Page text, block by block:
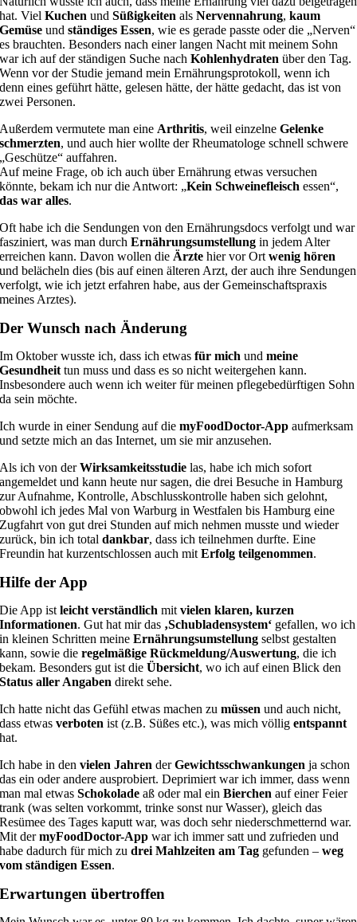
hat. VielKuchenundSüßigkeitenalsNervennahrung,kaum
Gemüseundständiges Essen, wie es gerade passte oder die „Nerven“
es brauchten. Besonders nach einer langen Nacht mit meinem Sohn
war ich auf der ständigen Suche nachKohlenhydraten über den Tag.
Wenn vor der Studie jemand mein Ernährungsprotokoll, wenn ich
denn eines geführt hätte, gelesen hätte, der hätte gedacht, das ist von
zwei Personen.
Außerdem vermutete man eine Arthritis, weil einzelneGelenke
schmerzten, und auch hier wollte der Rheumatologe schnell schwere
„Geschütze“ auffahren.
Auf meine Frage, ob ich auch über Ernährung etwas versuchen
könnte, bekam ich nur die Antwort: „Kein Schweinefleischessen“,
das war alles.
Oft habe ich die Sendungen von den Ernährungsdocs verfolgt und war
fasziniert, was man durchErnährungsumstellungin jedem Alter
erreichen kann. Davon wollen die Ärztehier vor Ortwenig hören
und belächeln dies (bis auf einen älteren Arzt, der auch ihre Sendungen
verfolgt, wie ich jetzt erfahren habe, aus der Gemeinschaftspraxis
meines Arztes).
Der Wunsch nach Änderung
Im Oktober wusste ich, dass ich etwasfür michundmeine
Gesundheittun muss und dass es so nicht weitergehen kann.
Insbesondere auch wenn ich weiter für meinen pflegebedürftigen Sohn
da sein möchte.
Ich wurde in einer Sendung auf diemyFoodDoctor-Appaufmerksam
und setzte mich an das Internet, um sie mir anzusehen.
Als ich von derWirksamkeitsstudielas, habe ich mich sofort
angemeldet und kann heute nur sagen, die drei Besuche in Hamburg
zur Aufnahme, Kontrolle, Abschlusskontrolle haben sich gelohnt,
obwohl ich jedes Mal von Warburg in Westfalen bis Hamburg eine
Zugfahrt von gut drei Stunden auf mich nehmen musste und wieder
zurück, bin ich total dankbar, dass ich teilnehmen durfte. Eine
Freundin hat kurzentschlossen auch mitErfolg teilgenommen.
Hilfe der App
Die App ist leicht verständlichmitvielen klaren, kurzen
Informationen. Gut hat mir das ‚Schubladensystem‘ gefallen, wo ich
in kleinen Schritten meineErnährungsumstellungselbst gestalten
kann, sowie dieregelmäßige Rückmeldung/Auswertung, die ich
bekam. Besonders gut ist dieÜbersicht, wo ich auf einen Blick den
Status aller Angabendirekt sehe.
Ich hatte nicht das Gefühl etwas machen zumüssen und auch nicht,
dass etwasverboten ist (z.B. Süßes etc.), was mich völligentspannt
hat.
Ich habe in denvielen JahrenderGewichtsschwankungenja schon
das ein oder andere ausprobiert. Deprimiert war ich immer, dass wenn
man mal etwasSchokoladeaß oder mal einBierchenauf einer Feier
trank (was selten vorkommt, trinke sonst nur Wasser), gleich das
Resümee des Tages kaputt war, was doch sehr niederschmetternd war.
Mit dermyFoodDoctor-Appwar ich immer satt und zufrieden und
habe dadurch für mich zudrei Mahlzeiten am Tag gefunden –weg
vom ständigen Essen.
Erwartungen übertroffen